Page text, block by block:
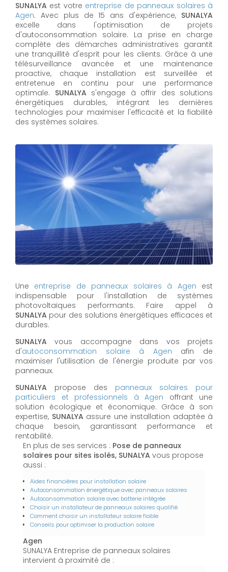
SUNALYA est votre entreprise de panneaux solaires à
Agen. Avec plus de 15 ans d'expérience, SUNALYA
excelle dans l'optimisation de projets
d'autoconsommation solaire. La prise en charge
complète des démarches administratives garantit
une tranquillité d'esprit pour les clients. Grâce à une
télésurveillance avancée et une maintenance
proactive, chaque installation est surveillée et
entretenue en continu pour une performance
optimale. SUNALYA s'engage à offrir des solutions
énergétiques durables, intégrant les dernières
technologies pour maximiser l'efficacité et la fiabilité
des systèmes solaires.
Une entreprise de panneaux solaires à Agen est
indispensable pour l'installation de systèmes
photovoltaïques performants. Faire appel à
SUNALYA pour des solutions énergétiques efficaces et
durables.
SUNALYA vous accompagne dans vos projets
d'autoconsommation solaire à Agen afin de
maximiser l'utilisation de l'énergie produite par vos
panneaux.
SUNALYA propose des panneaux solaires pour
particuliers et professionnels à Agen offrant une
solution écologique et économique. Grâce à son
expertise, SUNALYA assure une installation adaptée à
chaque besoin, garantissant performance et
rentabilité.
En plus de ses services : Pose de panneaux
solaires pour sites isolés, SUNALYA vous propose
aussi :
Aides financières pour installation solaire
Autoconsommation énergétique avec panneaux solaires
Autoconsommation solaire avec batterie intégrée
Choisir un installateur de panneaux solaires qualifié
Comment choisir un installateur solaire fiable
Conseils pour optimiser la production solaire
Agen
SUNALYA Entreprise de panneaux solaires
intervient à proximité de :